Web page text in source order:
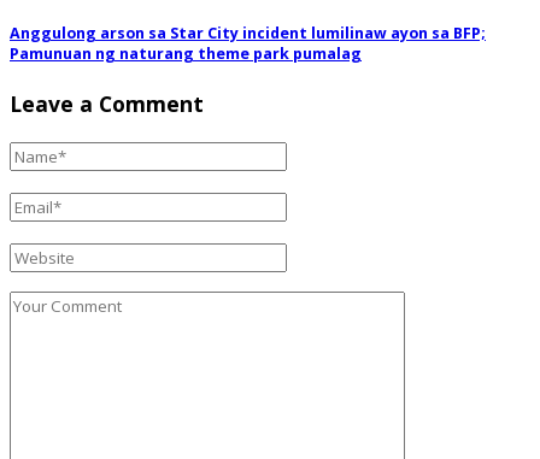
Anggulong arson sa Star City incident lumilinaw ayon sa BFP;
Pamunuan ng naturang theme park pumalag
Leave a Comment